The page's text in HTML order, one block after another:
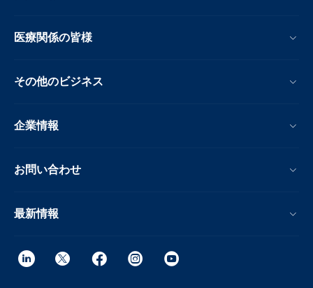
医療関係の皆様
その他のビジネス
企業情報
お問い合わせ
最新情報